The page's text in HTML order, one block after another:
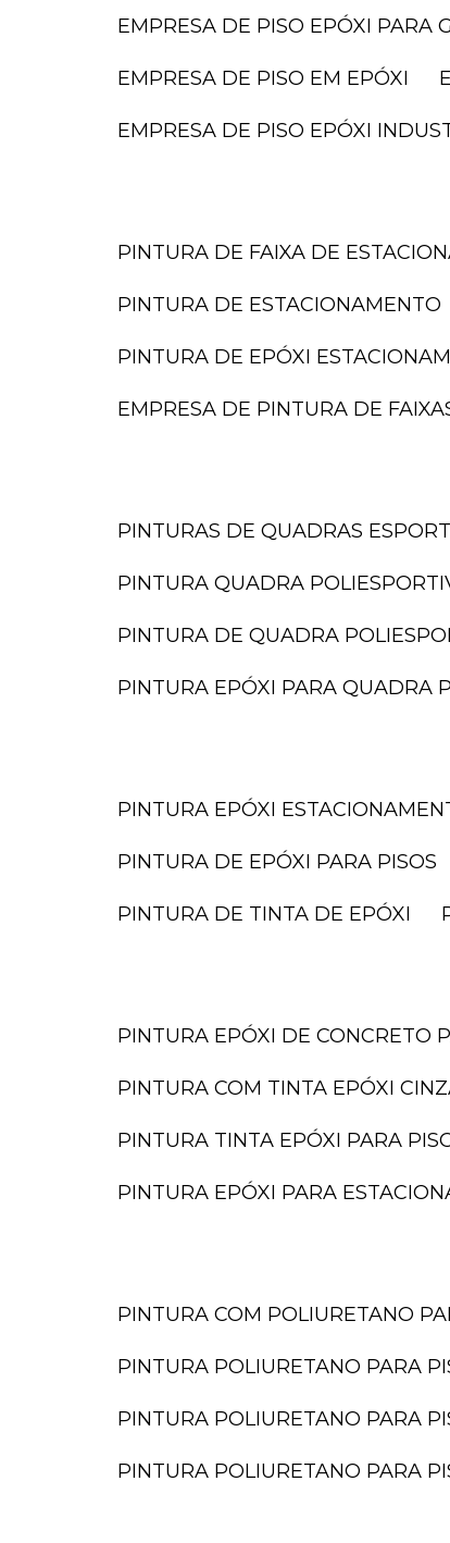
EMPRESA DE PISO EPÓXI PARA
EMPRESA DE PISO EM EPÓXI
EMPRESA DE PISO EPÓXI
PINTURA DE FAIXA DE
PINTURA DE ESTACIONAMENTO
PINTURA DE EPÓXI
EMPRESA DE PINTURA DE
PINTURAS DE QUADRAS
PINTURA QUADRA
PINTURA DE QUADRA
PINTURA EPÓXI PARA QUADRA
PINTURA EPÓXI
PINTURA DE EPÓXI PARA PISOS
PINTURA DE TINTA DE EPÓXI
PINTURA EPÓXI DE CONCRETO
PINTURA COM TINTA EPÓXI
PINTURA TINTA EPÓXI PARA
PINTURA EPÓXI PARA
PINTURA COM POLIURETANO
PINTURA POLIURETANO PARA
PINTURA POLIURETANO PARA
PINTURA POLIURETANO PARA